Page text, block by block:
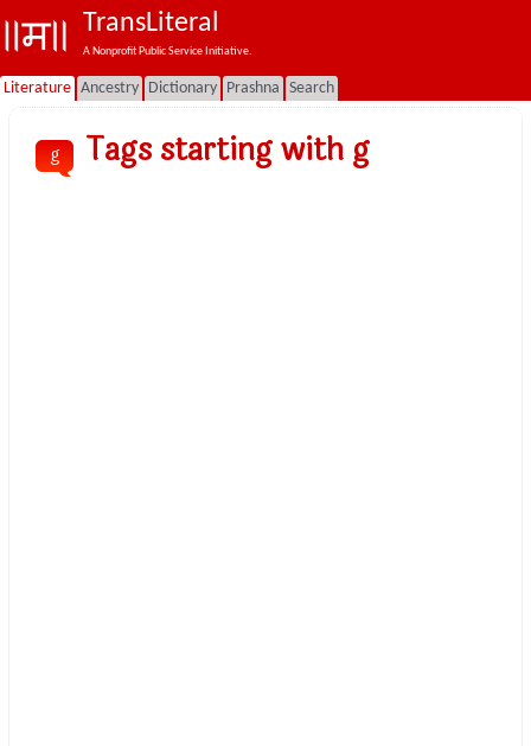
TransLiteral
A Nonprofit Public Service Initiative.
Literature Ancestry Dictionary Prashna Search
g Tags starting with g